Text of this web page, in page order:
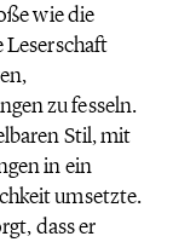
wie die
Leserschaft
zu fesseln.
Stil, mit
in ein
umsetzte.
dass er